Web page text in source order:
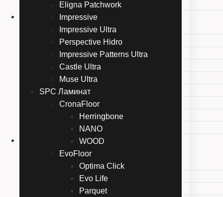
Eligna Patchwork
Impressive
Impressive Ultra
Perspective Hidro
Impressive Patterns Ultra
Castle Ultra
Muse Ultra
SPC Ламинат
CronaFloor
Herringbone
NANO
WOOD
EvoFloor
Optima Click
Evo Life
Parquet
INVISIBLE
Classic Plus Hidro
Eligna
Eligna Patchwork
Impressive
Impressive Ultra
Perspective Hidro
Impressive Patterns Ultra
Castle Ultra
Muse Ultra
SPC Ламинат
CronaFloor
Herringbone
NANO
WOOD